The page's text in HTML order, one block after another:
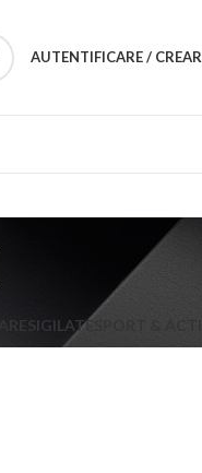
AUTENTIFICARE /
RESIGILATE